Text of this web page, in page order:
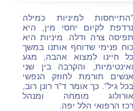
"התייחסות למיניות כמילה
נרדפת לקיום יחסי מין, היא
תפיסה צרה ודלה. מיניות היא
כוח פנימי שדוחף אותנו במשך
כל חיינו למצוא אהבה, מגע
ואינטימיות, והקרבה בין שני
אנשים תורמת לחוזק הנפשי
בכל גיל". כך אומר ד"ר רונן רוב,
אורולוג מומחה ומנהל
הרפואי הלל יפה.